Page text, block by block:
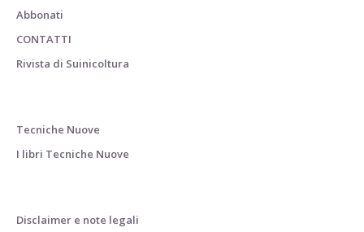
Abbonati
CONTATTI
Rivista di Suinicoltura
Tecniche Nuove
I libri Tecniche Nuove
Disclaimer e note legali